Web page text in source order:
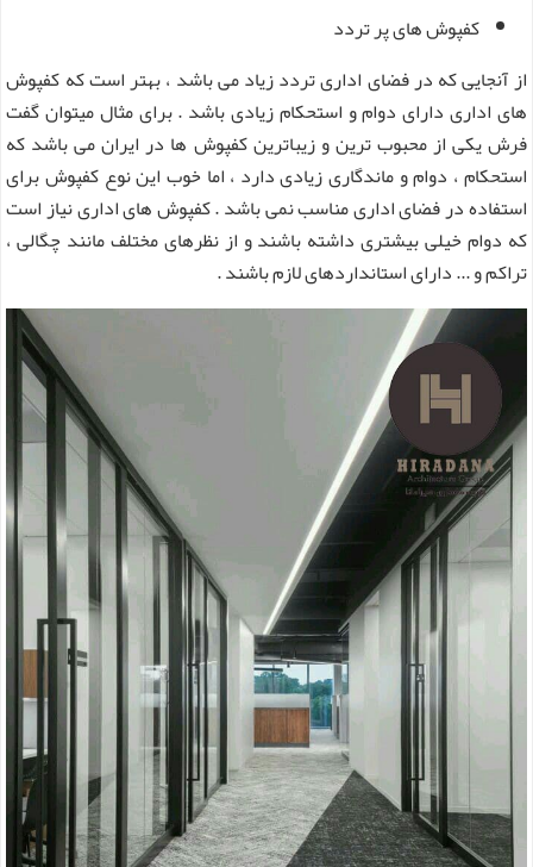
کفپوش های پر تردد
از آنجایی که در فضای اداری تردد زیاد می باشد ، بهتر است که کفپوش
های اداری دارای دوام و استحکام زیادی باشد . برای مثال میتوان گفت
فرش یکی از محبوب ترین و زیباترین کفپوش ها در ایران می باشد که
استحکام ، دوام و ماندگاری زیادی دارد ، اما خوب این نوع کفپوش برای
استفاده در فضای اداری مناسب نمی باشد . کفپوش های اداری نیاز است
که دوام خیلی بیشتری داشته باشند و از نظرهای مختلف مانند چگالی ،
تراکم و ... دارای استانداردهای لازم باشند .